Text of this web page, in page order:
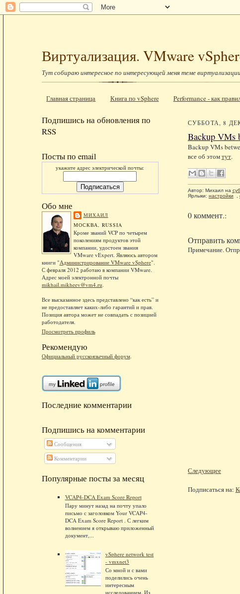
Виртуализация. VMware
Тут собираю интересное по интересующей меня теме
Главная страница Книга по vSphere Performance - как
Подпишись на обновления по
RSS
Посты по email
укажите адрес электрической почты:
Обо мне
МИХАИЛ
МОСКВА, RUSSIA
Кроме званий VCP по четырем
поколениям продуктов этой
компании, удостоен звания
VMware vExpert. Являюсь автором
книги "Администрирование VMware vSphere".
С февраля 2012 работаю в компании VMware.
Адрес моей электронной почты
mikhail.mikheev@vm4.ru.
Все высказанное здесь представлено “как есть” и
не предоставляет каких-либо гарантий и прав.
Позиция автора может не совпадать с позицией
работодателя.
Просмотреть профиль
Рекомендую
Официальный русскоязычный форум.
Последние комментарии
Подпишись на комментарии
Сообщения
Комментарии
Популярные посты за месяц
VCAP4-DCA Exam Score Report
Пару минут назад на почту упало
письмо с заголовком Your VCAP4-
DCA Exam Score Report . С легким
волнением я открываю приложенный
документ,...
vSphere network test
- vmxnet3
Со мной и с вами
поделились очень
интересным
исследованием. Из
СУББОТА, 8
Backup VMs
Backup VMs
все об этомтут.
Автор: Михаил на
Ярлыки: настройки
0 коммент.:
Отправить
Примечание.
Следующее
Подписаться на: